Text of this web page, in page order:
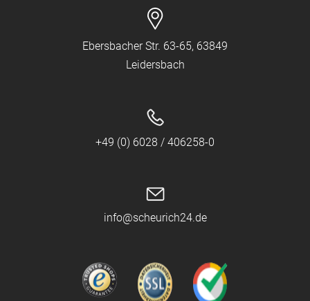
Ebersbacher Str. 63-65, 63849
Leidersbach
+49 (0) 6028 / 406258-0
info@scheurich24.de